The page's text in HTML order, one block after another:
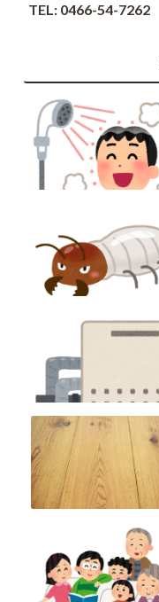
TEL: 0466-54-7262